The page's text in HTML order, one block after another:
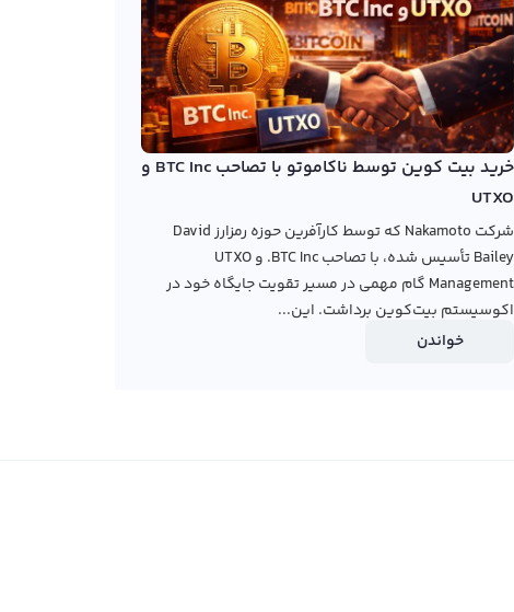
خرید بیت کوین توسط ناکاموتو با تصاحب BTC Inc و
UTXO
شرکت Nakamoto که توسط کارآفرین حوزه رمزارز David
Bailey تأسیس شده، با تصاحب BTC Inc. و UTXO
Management گام مهمی در مسیر تقویت جایگاه خود در
اکوسیستم بیت‌کوین برداشت. این...
خواندن